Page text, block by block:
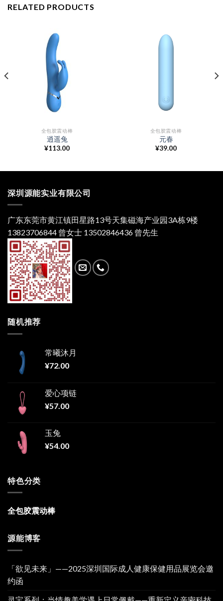
RELATED PRODUCTS
全包胶震动棒
逍遥兔
¥113.00
全包胶震动棒
元春
¥39.00
深圳源能实业有限公司
广东东莞市黄江镇田星路13号天集磁海产业园3A栋9楼
13823706844 曾女士 13502846436 曾先生
随机推荐
常曦沐月
¥72.00
爱心项链
¥57.00
玉兔
¥54.00
特色分类
全包胶震动棒
源能博客
「欲见未来」——2025深圳国际成人健康保健用品展览会邀
约函